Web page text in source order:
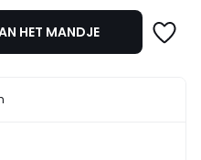
code
LAST
HET MANDJE